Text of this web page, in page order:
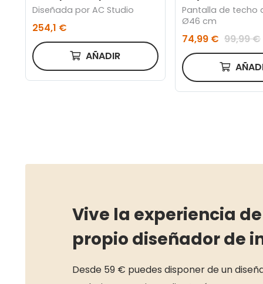
Diseñada por AC Studio
254,1 €
AÑADIR
Pantalla de techo
Ø46 cm
74,99 € 99,99 €
Vive la experiencia
propio diseñador de
Desde 59 € puedes disponer de un